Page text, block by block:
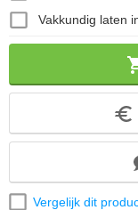
Vakkundig laten
Vergelijk dit